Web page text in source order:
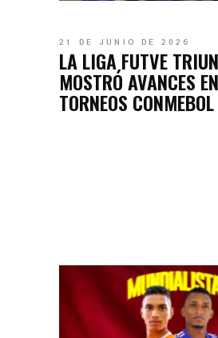
21 DE JUNIO DE 2026
LA LIGA FUTVE
MOSTRÓ AVANCES
TORNEOS CONMEBOL